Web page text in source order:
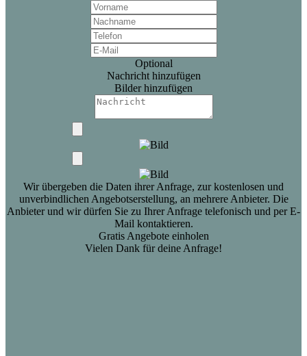
Optional
Nachricht hinzufügen
Bilder hinzufügen
Wir übergeben die Daten ihrer Anfrage, zur kostenlosen und
unverbindlichen Angebotserstellung, an mehrere Anbieter. Die
Anbieter und wir dürfen Sie zu Ihrer Anfrage telefonisch und per E-
Mail kontaktieren.
Gratis Angebote einholen
Vielen Dank für deine Anfrage!